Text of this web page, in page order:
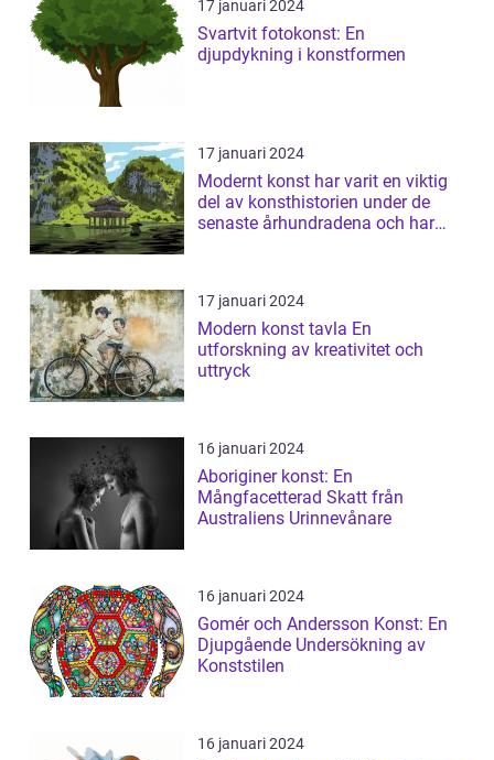
17 januari 2024
Svartvit fotokonst: En
djupdykning i konstformen
17 januari 2024
Modernt konst har varit en viktig
del av konsthistorien under de
senaste århundradena och har
17 januari 2024
Modern konst tavla En
utforskning av kreativitet och
uttryck
16 januari 2024
Aboriginer konst: En
Mångfacetterad Skatt från
Australiens Urinnevånare
16 januari 2024
Gomér och Andersson Konst: En
Djupgående Undersökning av
Konststilen
16 januari 2024